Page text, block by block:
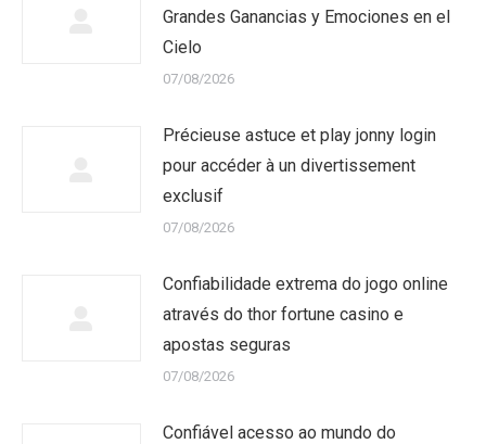
Grandes Ganancias y Emociones en el
Cielo
07/08/2026
Précieuse astuce et play jonny login
pour accéder à un divertissement
exclusif
07/08/2026
Confiabilidade extrema do jogo online
através do thor fortune casino e
apostas seguras
07/08/2026
Confiável acesso ao mundo do